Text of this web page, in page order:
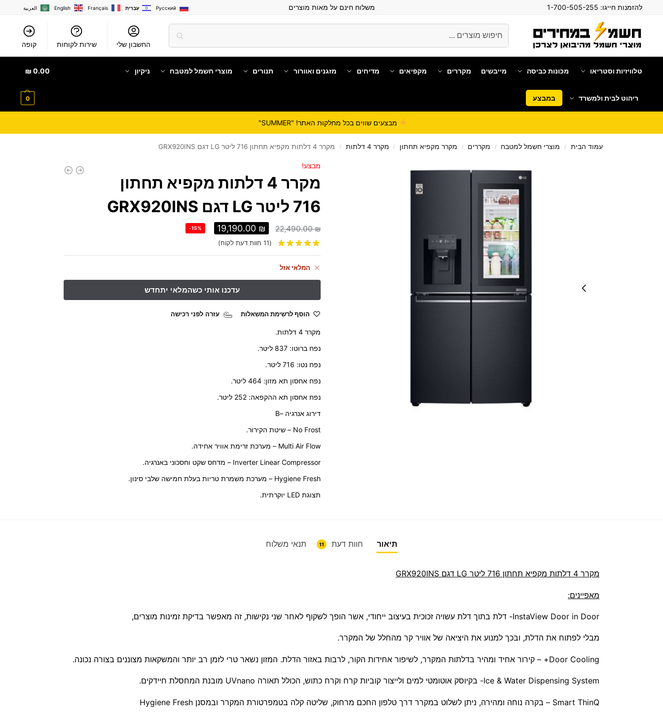
להזמנות חייגו: משלוח חינם על מאות מוצרים العربية English Français עִבְרִית Русский
החשבון שלי שירות לקוחות קופה
טלוויזיות וסטריאו מכונות כביסה מייבשים מקררים מקפיאים מדיחים מזגנים ואוורור תנורים מוצרי חשמל למטבח ניקיון
ריהוט לבית ולמשרד במבצע
0.00
₪
0
מבצעים שווים בכל מחלקות האתר! "SUMMER"
עמוד הבית / מוצרי חשמל למטבח / מקררים / מקרר מקפיא תחתון / מקרר 4 דלתות / מקרר 4 דלתות ‏מקפיא תחתון 716 ‏ליטר LG דגם GRX920INS
מבצע!
מקרר 4 דלתות ‏מקפיא תחתון
716 ‏ליטר LG דגם GRX920INS
22,490.00₪
19,190.00 ₪
-15%
(
11 חוות דעת לקוח)
המלאי אזל
הוסף לרשימת המשאלות עזרה לפני רכישה
מקרר 4 דלתות.
נפח ברוטו: 837 ליטר.
נפח נטו: 716 ליטר.
נפח אחסון תא מזון: 464 ליטר.
נפח אחסון תא ההקפאה: 252 ליטר.
דירוג אנרגיה –B
No Frost – שיטת הקירור.
Multi Air Flow – מערכת זרימת אוויר אחידה.
Inverter Linear Compressor – מדחס שקט וחסכוני באנרגיה.
Hygiene Fresh – מערכת משמרת טריות בעלת חמישה שלבי סינון.
תצוגת LED יוקרתית.
תיאור חוות דעת 11 תנאי משלוח
מקרר 4 דלתות ‏מקפיא תחתון 716 ‏ליטר LG דגם GRX920INS
מאפיינים:
InstaView Door in Door- דלת בתוך דלת עשויה זכוכית בעיצוב ייחודי, אשר הופך לשקוף לאחר שני נקישות, זה מאפשר בדיקת זמינות מוצרים,
מבלי לפתוח את הדלת, ובכך למנוע את היציאה של אוויר קר מהחלל של המקרר.
Door Cooling+ – קירור אחיד ומהיר בדלתות המקרר, לשיפור אחידות הקור, לרבות באזור הדלת. המזון נשאר טרי לזמן רב יותר והמשקאות מצוננים בצורה נכונה.
Ice & Water Dispensing System- בקיוסק אוטומטי למים ולייצור קוביות קרח וקרח כתוש, הכולל תאורה UVnano מובנת המחסלת חיידקים.
​Smart ThinQ – בקרה נוחה ומהירה, ניתן לשלוט במקרר דרך טלפון החכם מרחוק, שליטה קלה בטמפרטורת המקרר ובמסנן Hygiene Fresh